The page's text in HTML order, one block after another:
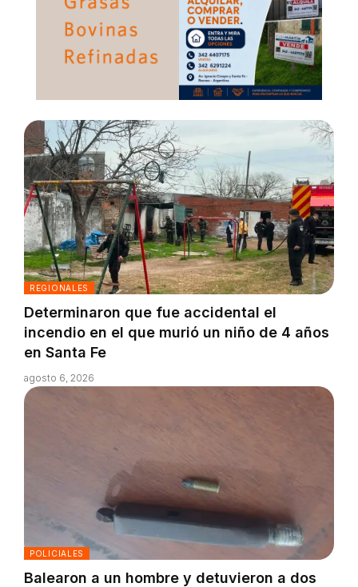
REGIONALES
Determinaron que fue accidental el
incendio en el que murió un niño de 4 años
en Santa Fe
agosto 6, 2026
POLICIALES
Balearon a un hombre y detuvieron a dos